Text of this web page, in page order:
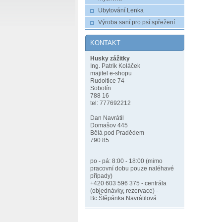
Ubytování Lenka
Výroba saní pro psí spřežení
KONTAKT
Husky zážitky
Ing. Patrik Koláček
majitel e-shopu
Rudoltice 74
Sobotín
788 16
tel: 777692212
Dan Navrátil
Domašov 445
Bělá pod Pradědem
790 85
po - pá: 8:00 - 18:00 (mimo
pracovní dobu pouze naléhavé
případy)
+420 603 596 375 - centrála
(objednávky, rezervace) -
Bc.Štěpánka Navrátilová